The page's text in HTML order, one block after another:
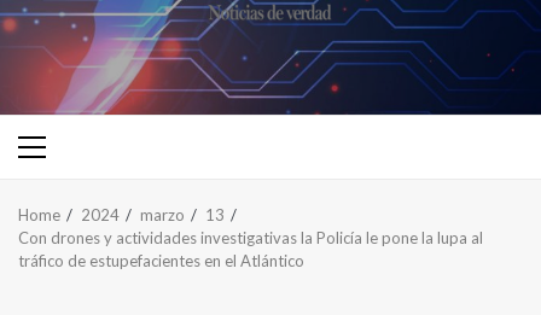
Home 2024 marzo
13
Con drones y actividades investigativas la Policía le pone la lupa al
tráfico de estupefacientes en el Atlántico